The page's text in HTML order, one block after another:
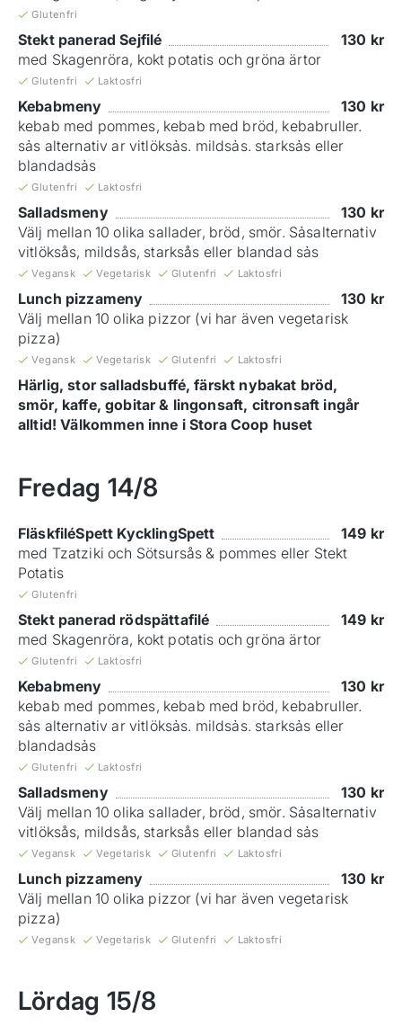
Glutenfri
Stekt panerad Sejfilé 130 kr
med Skagenröra, kokt potatis och gröna ärtor
Glutenfri Laktosfri
Kebabmeny 130 kr
kebab med pommes, kebab med bröd, kebabruller.
sảs alternativ ar vitlöksảs. mildsảs. starksảs eller
blandadsảs
Glutenfri Laktosfri
Salladsmeny 130 kr
Välj mellan 10 olika sallader, bröd, smör. Sảsalternativ
vitlöksås, mildsås, starksås eller blandad sảs
Vegansk Vegetarisk Glutenfri Laktosfri
Lunch pizzameny 130 kr
Välj mellan 10 olika pizzor (vi har även vegetarisk
pizza)
Vegansk Vegetarisk Glutenfri Laktosfri
Härlig, stor salladsbuffé, färskt nybakat bröd,
smör, kaffe, gobitar & lingonsaft, citronsaft ingår
alltid! Välkommen inne i Stora Coop huset
Fredag 14/8
FläskfiléSpett KycklingSpett 149 kr
med Tzatziki och Sötsursås & pommes eller Stekt
Potatis
Glutenfri
Stekt panerad rödspättafilé 149 kr
med Skagenröra, kokt potatis och gröna ärtor
Glutenfri Laktosfri
Kebabmeny 130 kr
kebab med pommes, kebab med bröd, kebabruller.
sảs alternativ ar vitlöksảs. mildsảs. starksảs eller
blandadsảs
Glutenfri Laktosfri
Salladsmeny 130 kr
Välj mellan 10 olika sallader, bröd, smör. Sảsalternativ
vitlöksås, mildsås, starksås eller blandad sảs
Vegansk Vegetarisk Glutenfri Laktosfri
Lunch pizzameny 130 kr
Välj mellan 10 olika pizzor (vi har även vegetarisk
pizza)
Vegansk Vegetarisk Glutenfri Laktosfri
Lördag 15/8